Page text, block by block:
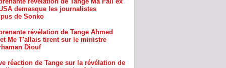
révélation de Tange Ahmed
Me T'allais tirent sur le ministre
réaction de Tange sur la révélation de
face au communiqué du